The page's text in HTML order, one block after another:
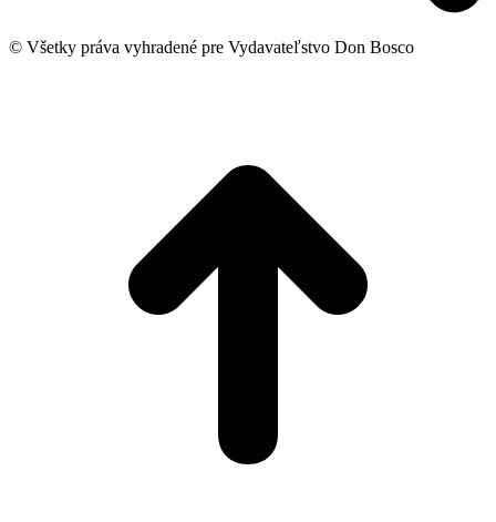
© Všetky práva vyhradené pre Vydavateľstvo Don Bosco